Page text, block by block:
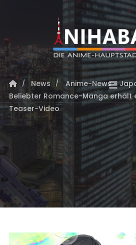
News Anime-News -
Beliebter Romance-Manga erhält
Teaser-Video